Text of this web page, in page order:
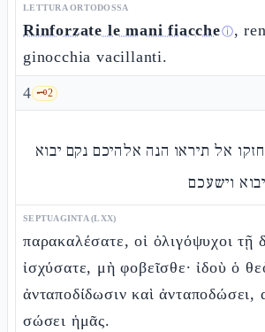
LETTURA ORTODOSSA
Rinforzate le mani fiaccheⓘ,
ginocchia vacillanti.
4 🗝️2
אל תיראו הנה אלהיכם נקם יבוא
וישעכם
SEPTUAGINTA (LXX)
παρακαλέσατε, οἱ ὀλιγόψυχοι τῇ
ἰσχύσατε, μὴ φοβεῖσθε· ἰδοὺ ὁ
ἀνταποδίδωσιν καὶ ἀνταποδώσει,
σώσει ἡμᾶς.